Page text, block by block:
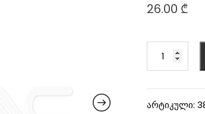
26.00 ₾
არტიკული: